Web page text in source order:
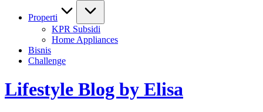
Properti
KPR Subsidi
Home Appliances
Bisnis
Challenge
Lifestyle Blog by Elisa